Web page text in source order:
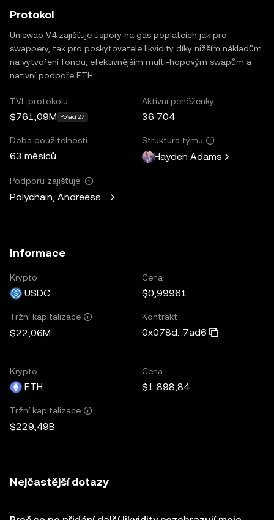
Protokol
Uniswap V4 zajišťuje úspory na gas poplatcích jak pro
swappery, tak pro poskytovatele likvidity díky nižším nákladům
na vytvoření fondu, efektivnějším multi-hopovým swapům a
nativní podpoře ETH.
TVL protokolu
$761,09M Pořadí 27
Aktivní peněženky
36 704
Doba použitelnosti
63 měsíců
Struktura týmu
Hayden Adams
Podporu zajišťuje:
Polychain, Andreessen Horowitz, Paradigm, Variant Fund,
Informace
Krypto
USDC
Cena
$0,99961
Tržní kapitalizace
$22,06M
Kontrakt
0x078d...7ad6
Krypto
ETH
Cena
$1 898,84
Tržní kapitalizace
$229,49B
Nejčastější dotazy